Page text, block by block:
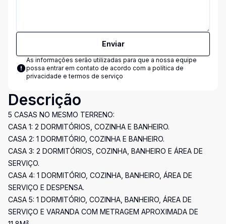
Enviar
As informações serão utilizadas para que a nossa equipe
possa entrar em contato de acordo com a política de
privacidade e termos de serviço
Descrição
5 CASAS NO MESMO TERRENO:
CASA 1: 2 DORMITÓRIOS, COZINHA E BANHEIRO.
CASA 2: 1 DORMITÓRIO, COZINHA E BANHEIRO.
CASA 3: 2 DORMITÓRIOS, COZINHA, BANHEIRO E ÁREA DE
SERVIÇO.
CASA 4: 1 DORMITÓRIO, COZINHA, BANHEIRO, ÁREA DE
SERVIÇO E DESPENSA.
CASA 5: 1 DORMITÓRIO, COZINHA, BANHEIRO, ÁREA DE
SERVIÇO E VARANDA COM METRAGEM APROXIMADA DE